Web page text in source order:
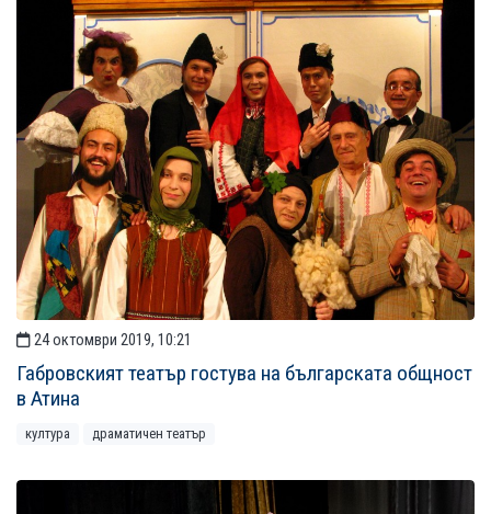
24 октомври 2019, 10:21
Габровският театър гостува на българската общност
в Атина
култура драматичен театър